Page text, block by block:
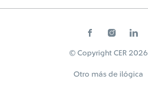
© Copyright CER 2026
Otro más de ilógica